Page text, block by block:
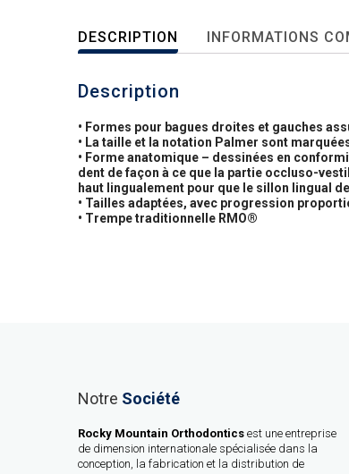
DESCRIPTION INFORMATIONS
Description
• Formes pour bagues droites et gauches
• La taille et la notation Palmer sont
• Forme anatomique – dessinées en
dent de façon à ce que la partie occluso-
haut lingualement pour que le sillon lingual
• Tailles adaptées, avec progression
• Trempe traditionnelle RMO®
Notre Société
Rocky Mountain Orthodontics est une entreprise
de dimension internationale spécialisée dans la
conception, la fabrication et la distribution de